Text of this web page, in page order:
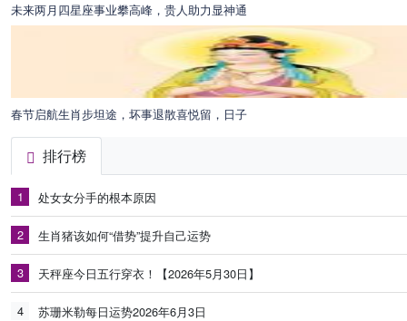
未来两月四星座事业攀高峰，贵人助力显神通
春节启航生肖步坦途，坏事退散喜悦留，日子
排行榜
1 处女女分手的根本原因
2 生肖猪该如何“借势”提升自己运势
3 天秤座今日五行穿衣！【2026年5月30日】
4 苏珊米勒每日运势2026年6月3日